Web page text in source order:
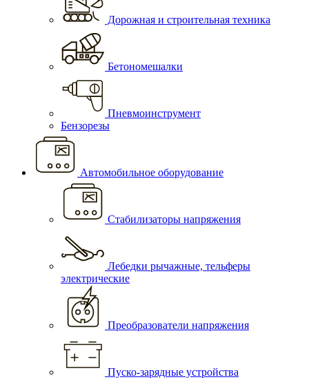
Дорожная и строительная техника
Бетономешалки
Пневмоинструмент
Бензорезы
Автомобильное оборудование
Стабилизаторы напряжения
Лебедки рычажные, тельферы
электрические
Преобразователи напряжения
Пуско-зарядные устройства